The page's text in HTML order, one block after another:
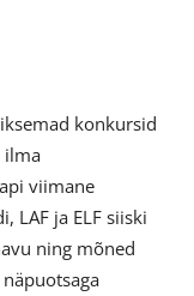
konkursid
ilma
viimane
LAF ja ELF siiski
ning mõned